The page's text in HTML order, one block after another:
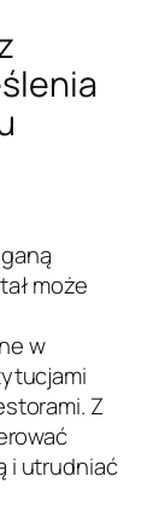
może
w
Z
i utrudniać